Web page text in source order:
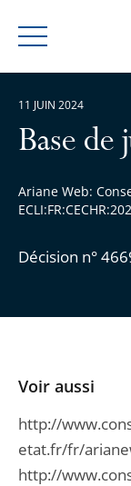
Menu
Base de
Ariane Web:
Décision n°
11 JUIN 2024
Voir aussi
http://
etat.fr/fr/
http://